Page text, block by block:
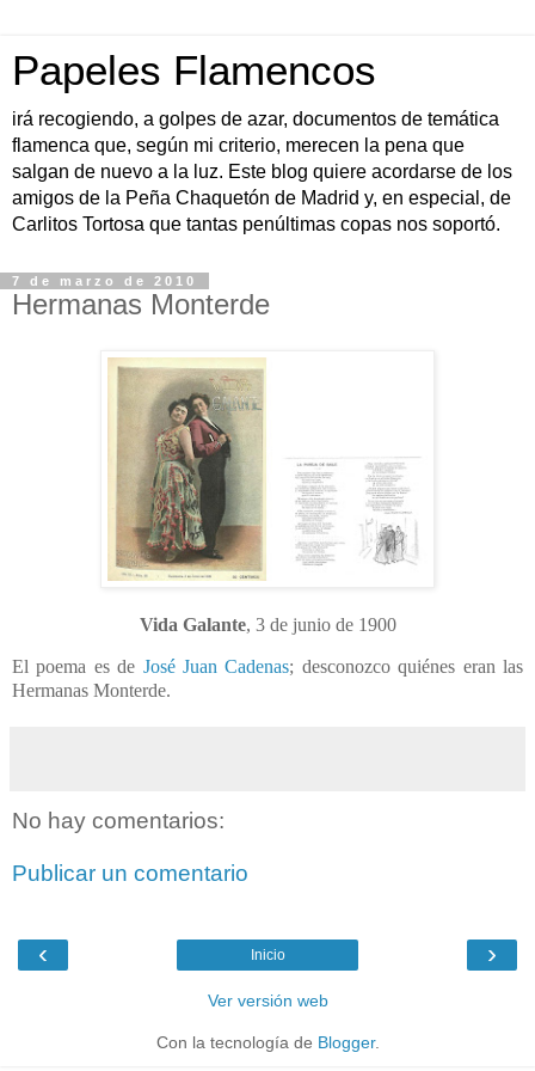
Papeles Flamencos
irá recogiendo, a golpes de azar, documentos de temática
flamenca que, según mi criterio, merecen la pena que
salgan de nuevo a la luz. Este blog quiere acordarse de los
amigos de la Peña Chaquetón de Madrid y, en especial, de
Carlitos Tortosa que tantas penúltimas copas nos soportó.
7 de marzo de 2010
Hermanas Monterde
Vida Galante, 3 de junio de 1900
El poema es de José Juan Cadenas; desconozco quiénes eran las
Hermanas Monterde.
No hay comentarios:
Publicar un comentario
‹ ›
Inicio
Ver versión web
Con la tecnología de Blogger.